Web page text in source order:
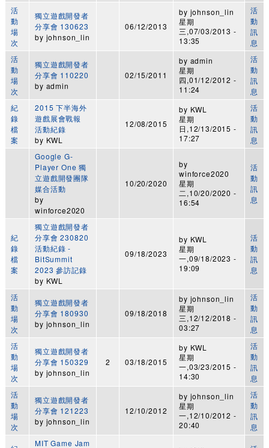
活
動
場
次
獨立遊戲開發者
分享會 130623
by johnson_lin
06/12/2013
by johnson_lin
星期
三,07/03/2013 -
13:35
活
動
訊
息
活
動
場
次
獨立遊戲開發者
分享會 110220
by admin
02/15/2011
by admin
星期
四,01/12/2012 -
11:24
活
動
訊
息
紀
錄
檔
案
2015 下半海外
遊戲展會戰報
活動紀錄
by KWL
12/08/2015
by KWL
星期
日,12/13/2015 -
17:27
活
動
訊
息
Google G-
Player One 獨
立遊戲開發團隊
媒合活動
by
winforce2020
10/20/2020
by
winforce2020
星期
二,10/20/2020 -
16:54
活
動
訊
息
紀
錄
檔
案
獨立遊戲開發者
分享會 230820
活動紀錄 -
BitSummit
2023 參訪記錄
by KWL
09/18/2023
by KWL
星期
一,09/18/2023 -
19:09
活
動
訊
息
活
動
場
次
獨立遊戲開發者
分享會 180930
by johnson_lin
09/18/2018
by johnson_lin
星期
三,12/12/2018 -
03:27
活
動
訊
息
活
動
場
次
獨立遊戲開發者
分享會 150329
by johnson_lin
2 03/18/2015
by KWL
星期
一,03/23/2015 -
14:30
活
動
訊
息
活
動
場
次
獨立遊戲開發者
分享會 121223
by johnson_lin
12/10/2012
by johnson_lin
星期
一,12/10/2012 -
20:40
活
動
訊
息
MIT Game Jam